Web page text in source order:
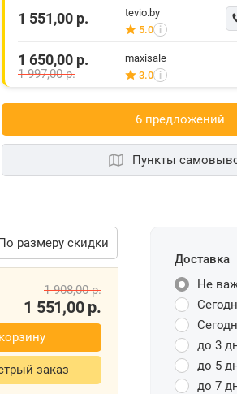
1 551,00 р.
tevio.by
5.0 i
1 650,00 р.
1 997,00р.
maxisale
3.0 i
6 предложений
Пункты
размеру скидки
1 551,00р.
1 908,00р.
заказ
Доставка
Не
до 3
до 5
до 7